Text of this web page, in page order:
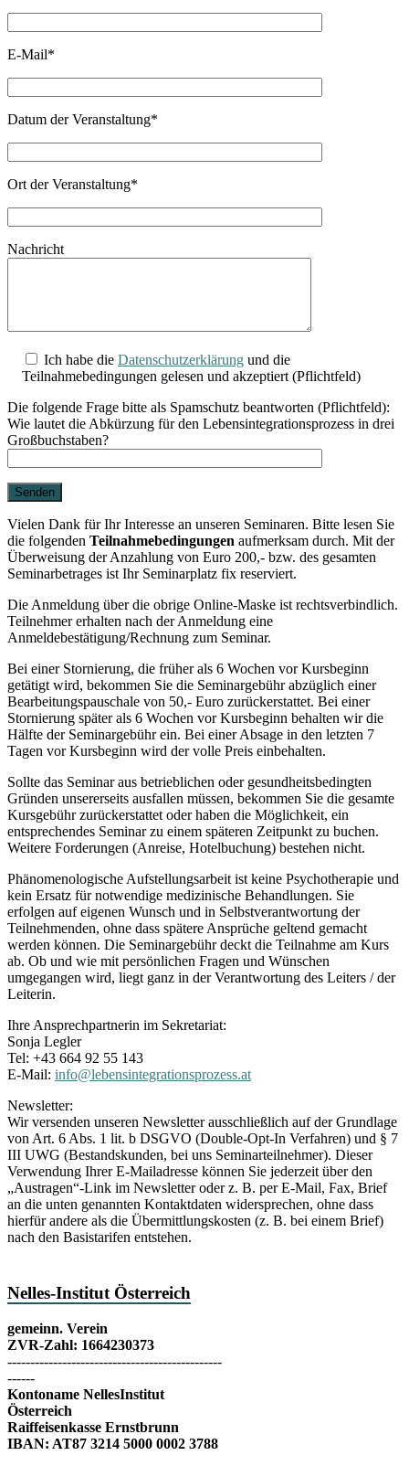
E-Mail*
Datum der Veranstaltung*
Ort der Veranstaltung*
Nachricht
Ich habe die Datenschutzerklärung und die
Teilnahmebedingungen gelesen und akzeptiert (Pflichtfeld)
Die folgende Frage bitte als Spamschutz beantworten (Pflichtfeld):
Wie lautet die Abkürzung für den Lebensintegrationsprozess in drei
Großbuchstaben?
Vielen Dank für Ihr Interesse an unseren Seminaren. Bitte lesen Sie
die folgenden Teilnahmebedingungen aufmerksam durch. Mit der
Überweisung der Anzahlung von Euro 200,- bzw. des gesamten
Seminarbetrages ist Ihr Seminarplatz fix reserviert.
Die Anmeldung über die obrige Online-Maske ist rechtsverbindlich.
Teilnehmer erhalten nach der Anmeldung eine
Anmeldebestätigung/Rechnung zum Seminar.
Bei einer Stornierung, die früher als 6 Wochen vor Kursbeginn
getätigt wird, bekommen Sie die Seminargebühr abzüglich einer
Bearbeitungspauschale von 50,- Euro zurückerstattet. Bei einer
Stornierung später als 6 Wochen vor Kursbeginn behalten wir die
Hälfte der Seminargebühr ein. Bei einer Absage in den letzten 7
Tagen vor Kursbeginn wird der volle Preis einbehalten.
Sollte das Seminar aus betrieblichen oder gesundheitsbedingten
Gründen unsererseits ausfallen müssen, bekommen Sie die gesamte
Kursgebühr zurückerstattet oder haben die Möglichkeit, ein
entsprechendes Seminar zu einem späteren Zeitpunkt zu buchen.
Weitere Forderungen (Anreise, Hotelbuchung) bestehen nicht.
Phänomenologische Aufstellungsarbeit ist keine Psychotherapie und
kein Ersatz für notwendige medizinische Behandlungen. Sie
erfolgen auf eigenen Wunsch und in Selbstverantwortung der
Teilnehmenden, ohne dass spätere Ansprüche geltend gemacht
werden können. Die Seminargebühr deckt die Teilnahme am Kurs
ab. Ob und wie mit persönlichen Fragen und Wünschen
umgegangen wird, liegt ganz in der Verantwortung des Leiters / der
Leiterin.
Ihre Ansprechpartnerin im Sekretariat:
Sonja Legler
Tel: +43 664 92 55 143
E-Mail: info@lebensintegrationsprozess.at
Newsletter:
Wir versenden unseren Newsletter ausschließlich auf der Grundlage
von Art. 6 Abs. 1 lit. b DSGVO (Double-Opt-In Verfahren) und § 7
III UWG (Bestandskunden, bei uns Seminarteilnehmer). Dieser
Verwendung Ihrer E-Mailadresse können Sie jederzeit über den
„Austragen“-Link im Newsletter oder z. B. per E-Mail, Fax, Brief
an die unten genannten Kontaktdaten widersprechen, ohne dass
hierfür andere als die Übermittlungskosten (z. B. bei einem Brief)
nach den Basistarifen entstehen.
Nelles-Institut Österreich
gemeinn. Verein
ZVR-Zahl: 1664230373
-----------------------------------------------
------
Kontoname NellesInstitut
Österreich
Raiffeisenkasse Ernstbrunn
IBAN: AT87 3214 5000 0002 3788